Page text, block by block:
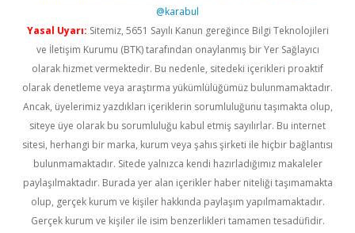
@karabul
Yasal Uyarı: Sitemiz, 5651 Sayılı Kanun gereğince Bilgi Teknolojileri
ve İletişim Kurumu (BTK) tarafından onaylanmış bir Yer Sağlayıcı
olarak hizmet vermektedir. Bu nedenle, sitedeki içerikleri proaktif
olarak denetleme veya araştırma yükümlülüğümüz bulunmamaktadır.
Ancak, üyelerimiz yazdıkları içeriklerin sorumluluğunu taşımakta olup,
siteye üye olarak bu sorumluluğu kabul etmiş sayılırlar. Bu internet
sitesi, herhangi bir marka, kurum veya şahıs şirketi ile hiçbir bağlantısı
bulunmamaktadır. Sitede yalnızca kendi hazırladığımız makaleler
paylaşılmaktadır. Burada yer alan içerikler haber niteliği taşımamakta
olup, gerçek kurum ve kişiler hakkında paylaşım yapılmamaktadır.
Gerçek kurum ve kişiler ile isim benzerlikleri tamamen tesadüfidir.